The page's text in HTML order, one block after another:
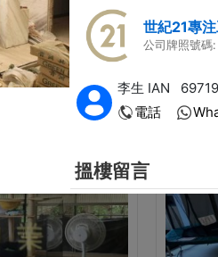
高層
租$76,800
售$17,000,000
何文田
實用